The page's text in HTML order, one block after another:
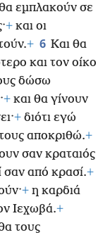
εμπλακούν σε
+ και οι
+ 6 Και θα
και τον οίκο
δώσω
+ και θα γίνουν
+ διότι εγώ
αποκριθώ.+
σαν κραταιός
σαν από κρασί.+
+ η καρδιά
Ιεχωβά.+
τους